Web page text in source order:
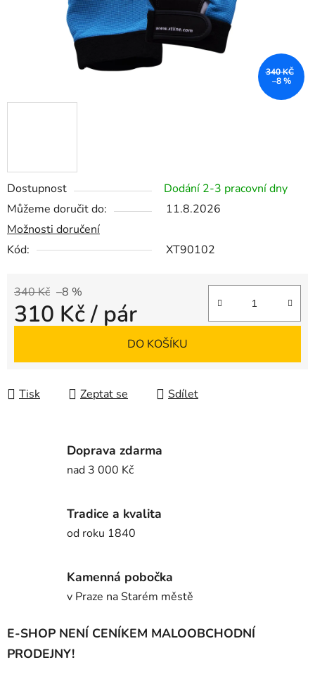
Dostupnost
Dodání 2-3 pracovní dny
Můžeme doručit do:
11.8.2026
Možnosti doručení
Kód:
XT90102
340 Kč –8 %
310 Kč/ pár
DO KOŠÍKU
Tisk Zeptat se Sdílet
340 KČ
–8 %
Doprava zdarma
nad 3 000 Kč
Tradice a kvalita
od roku 1840
Kamenná pobočka
v Praze na Starém městě
E-SHOP NENÍ CENÍKEM MALOOBCHODNÍ
PRODEJNY!